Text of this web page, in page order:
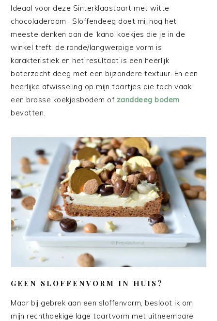
Ideaal voor deze Sinterklaastaart met witte
chocoladeroom . Sloffendeeg doet mij nog het
meeste denken aan de ‘kano’ koekjes die je in de
winkel treft: de ronde/langwerpige vorm is
karakteristiek en het resultaat is een heerlijk
boterzacht deeg met een bijzondere textuur. En een
heerlijke afwisseling op mijn taartjes die toch vaak
een brosse koekjesbodem of zanddeeg bodem
bevatten.
GEEN SLOFFENVORM IN HUIS?
Maar bij gebrek aan een sloffenvorm, besloot ik om
mijn rechthoekige lage taartvorm met uitneembare